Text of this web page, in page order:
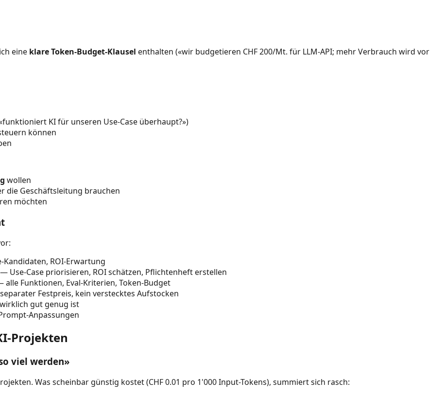
eine klare Token-Budget-Klausel enthalten («wir budgetieren CHF 200/Mt. für LLM-API; mehr Verbrauch wird vor
KI für unseren Use-Case überhaupt?»)
können
wollen
die Geschäftsleitung brauchen
möchten
Kandidaten, ROI-Erwartung
— Use-Case priorisieren, ROI schätzen, Pflichtenheft erstellen
alle Funktionen, Eval-Kriterien, Token-Budget
Festpreis, kein verstecktes Aufstocken
gut genug ist
Anpassungen
Projekten
viel werden»
Was scheinbar günstig kostet (CHF 0.01 pro 1'000 Input-Tokens), summiert sich rasch: